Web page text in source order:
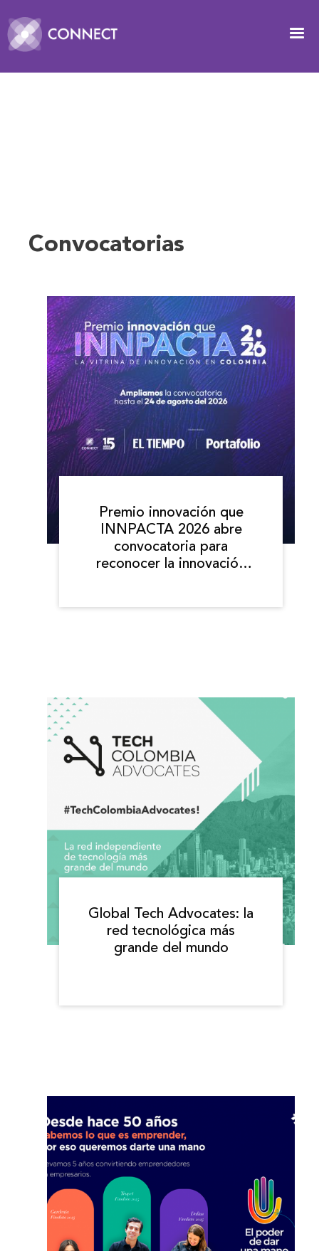
Image
Convocatorias
Premio innovación que
INNPACTA 2026 abre
convocatoria para
reconocer la innovación
Global Tech Advocates: la
red tecnológica más
grande del mundo